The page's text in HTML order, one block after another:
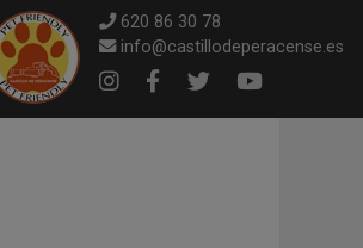
620 86 30 78
info@castillodeperacense.es
Instagram
Facebook
TwitterYoutube